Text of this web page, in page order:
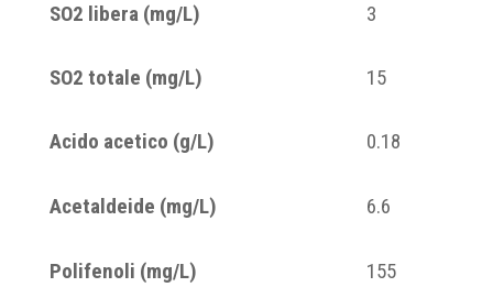
SO2 libera (mg/L) 3
SO2 totale (mg/L) 15
Acido acetico (g/L) 0.18
Acetaldeide (mg/L) 6.6
Polifenoli (mg/L) 155